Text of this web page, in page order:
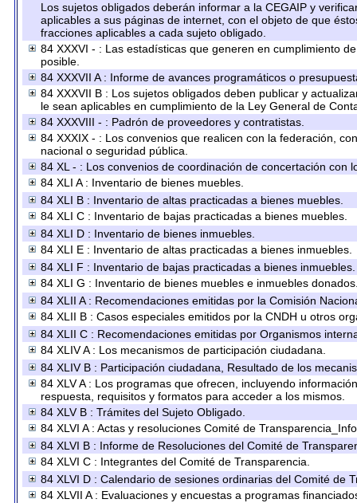
Los sujetos obligados deberán informar a la CEGAIP y
aplicables a sus páginas de internet, con el objeto de que
fracciones aplicables a cada sujeto obligado.
84 XXXVI - : Las estadísticas que generen en cumplimiento
posible.
84 XXXVII A : Informe de avances programáticos o
84 XXXVII B : Los sujetos obligados deben publicar y
le sean aplicables en cumplimiento de la Ley General de
84 XXXVIII - : Padrón de proveedores y contratistas.
84 XXXIX - : Los convenios que realicen con la federación,
nacional o seguridad pública.
84 XL - : Los convenios de coordinación de concertación con
84 XLI A : Inventario de bienes muebles.
84 XLI B : Inventario de altas practicadas a bienes muebles.
84 XLI C : Inventario de bajas practicadas a bienes muebles.
84 XLI D : Inventario de bienes inmuebles.
84 XLI E : Inventario de altas practicadas a bienes inmuebles.
84 XLI F : Inventario de bajas practicadas a bienes inmuebles.
84 XLI G : Inventario de bienes muebles e inmuebles
84 XLII A : Recomendaciones emitidas por la Comisión
84 XLII B : Casos especiales emitidos por la CNDH u otros
84 XLII C : Recomendaciones emitidas por Organismos
84 XLIV A : Los mecanismos de participación ciudadana.
84 XLIV B : Participación ciudadana, Resultado de los
84 XLV A : Los programas que ofrecen, incluyendo
respuesta, requisitos y formatos para acceder a los mismos.
84 XLV B : Trámites del Sujeto Obligado.
84 XLVI A : Actas y resoluciones Comité de
84 XLVI B : Informe de Resoluciones del Comité de
84 XLVI C : Integrantes del Comité de Transparencia.
84 XLVI D : Calendario de sesiones ordinarias del Comité de
84 XLVII A : Evaluaciones y encuestas a programas